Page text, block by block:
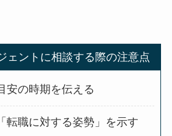
ェントに相談する際の注意点
安の時期を伝える
転職に対する姿勢」を示す